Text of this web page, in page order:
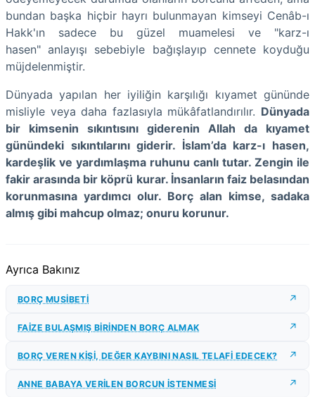
bundan başka hiçbir hayrı bulunmayan kimseyi Cenâb-ı
Hakk'ın sadece bu güzel muamelesi ve "karz-ı
hasen" anlayışı sebebiyle bağışlayıp cennete koyduğu
müjdelenmiştir.
Dünyada yapılan her iyiliğin karşılığı kıyamet gününde
misliyle veya daha fazlasıyla mükâfatlandırılır. Dünyada
bir kimsenin sıkıntısını giderenin Allah da kıyamet
günündeki sıkıntılarını giderir. İslam’da karz-ı hasen,
kardeşlik ve yardımlaşma ruhunu canlı tutar. Zengin ile
fakir arasında bir köprü kurar. İnsanların faiz belasından
korunmasına yardımcı olur. Borç alan kimse, sadaka
almış gibi mahcup olmaz; onuru korunur.
Ayrıca Bakınız
BORÇ MUSİBETİ
FAİZE BULAŞMIŞ BİRİNDEN BORÇ ALMAK
BORÇ VEREN KİŞİ, DEĞER KAYBINI NASIL TELAFİ EDECEK?
ANNE BABAYA VERİLEN BORCUN İSTENMESİ